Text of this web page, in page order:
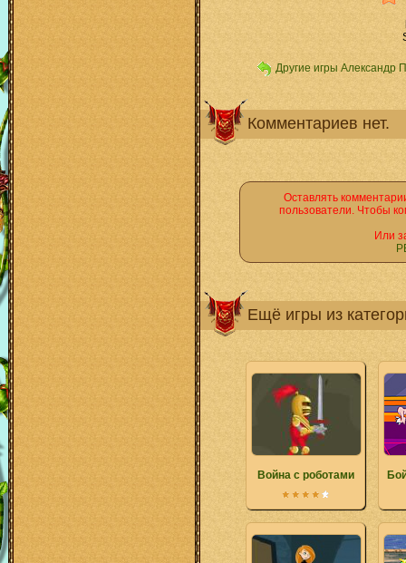
Другие игры Александр
Комментариев нет.
Оставлять
пользователи. Чтобы
Или
Ещё игры из
Война с роботами